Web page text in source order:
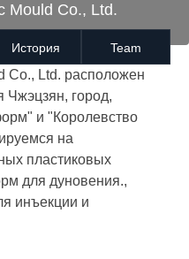
Mould Co., Ltd.
История Team
Co., Ltd. расположен
Чжэцзян, город,
и "Королевство
на
пластиковых
для дуновения.,
инъекции и